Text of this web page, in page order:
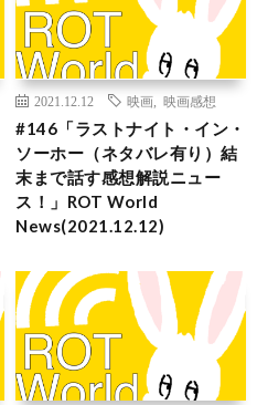
2021.12.12 映画 映画感想
#146「ラストナイト・イン・
ソーホー（ネタバレ有り）結
末まで話す感想解説ニュー
ス！」ROT World
News(2021.12.12)